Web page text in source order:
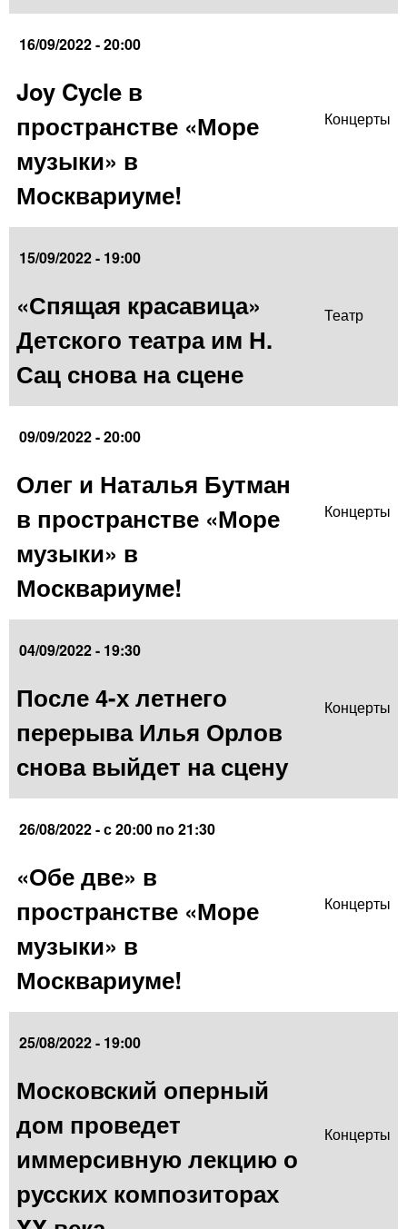
16/09/2022 - 20:00
Joy Cycle в
пространстве «Море
музыки» в
Москвариуме!
Концерты
15/09/2022 - 19:00
«Спящая красавица»
Детского театра им Н.
Сац снова на сцене
Театр
09/09/2022 - 20:00
Олег и Наталья Бутман
в пространстве «Море
музыки» в
Москвариуме!
Концерты
04/09/2022 - 19:30
После 4-х летнего
перерыва Илья Орлов
снова выйдет на сцену
Концерты
26/08/2022 -с20:00 по21:30
«Обе две» в
пространстве «Море
музыки» в
Москвариуме!
Концерты
25/08/2022 - 19:00
Московский оперный
дом проведет
иммерсивную лекцию о
русских композиторах
Концерты